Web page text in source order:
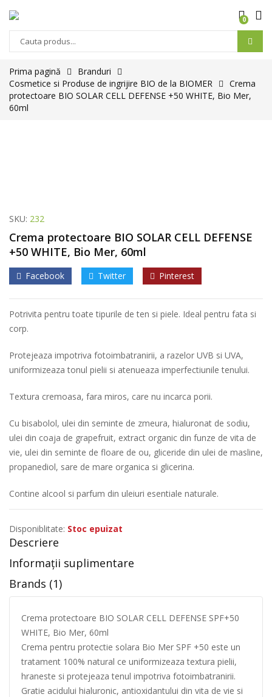
0
Prima pagină
Branduri
Cosmetice si Produse de ingrijire BIO de la BIOMER
Crema
protectoare BIO SOLAR CELL DEFENSE +50 WHITE, Bio Mer,
60ml
SKU: 232
Crema protectoare BIO SOLAR CELL DEFENSE
+50 WHITE, Bio Mer, 60ml
Facebook Twitter Pinterest
Potrivita pentru toate tipurile de ten si piele. Ideal pentru fata si
corp.
Protejeaza impotriva fotoimbatranirii, a razelor UVB si UVA,
uniformizeaza tonul pielii si atenueaza imperfectiunile tenului.
Textura cremoasa, fara miros, care nu incarca porii.
Cu bisabolol, ulei din seminte de zmeura, hialuronat de sodiu,
ulei din coaja de grapefruit, extract organic din funze de vita de
vie, ulei din seminte de floare de ou, gliceride din ulei de masline,
propanediol, sare de mare organica si glicerina.
Contine alcool si parfum din uleiuri esentiale naturale.
Disponiblitate: Stoc epuizat
Descriere
Informații suplimentare
Brands (1)
Crema protectoare BIO SOLAR CELL DEFENSE SPF+50
WHITE, Bio Mer, 60ml
Crema pentru protectie solara Bio Mer SPF +50 este un
tratament 100% natural ce uniformizeaza textura pielii,
hraneste si protejeaza tenul impotriva fotoimbatranirii.
Gratie acidului hialuronic, antioxidantului din vita de vie si